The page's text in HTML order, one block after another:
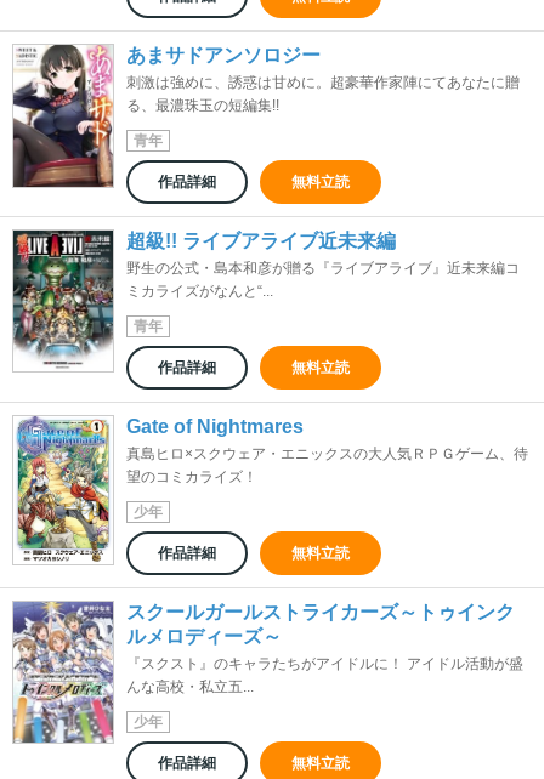
あまサドアンソロジー
刺激は強めに、誘惑は甘めに。超豪華作家陣にてあなたに贈
る、最濃珠玉の短編集!!
青年
作品詳細 無料立読
超級!! ライブアライブ近未来編
野生の公式・島本和彦が贈る『ライブアライブ』近未来編コ
ミカライズがなんと“...
青年
作品詳細 無料立読
Gate of Nightmares
真島ヒロ×スクウェア・エニックスの大人気ＲＰＧゲーム、待
望のコミカライズ！
少年
作品詳細 無料立読
スクールガールストライカーズ～トゥインク
ルメロディーズ～
『スクスト』のキャラたちがアイドルに！ アイドル活動が盛
んな高校・私立五...
少年
作品詳細 無料立読